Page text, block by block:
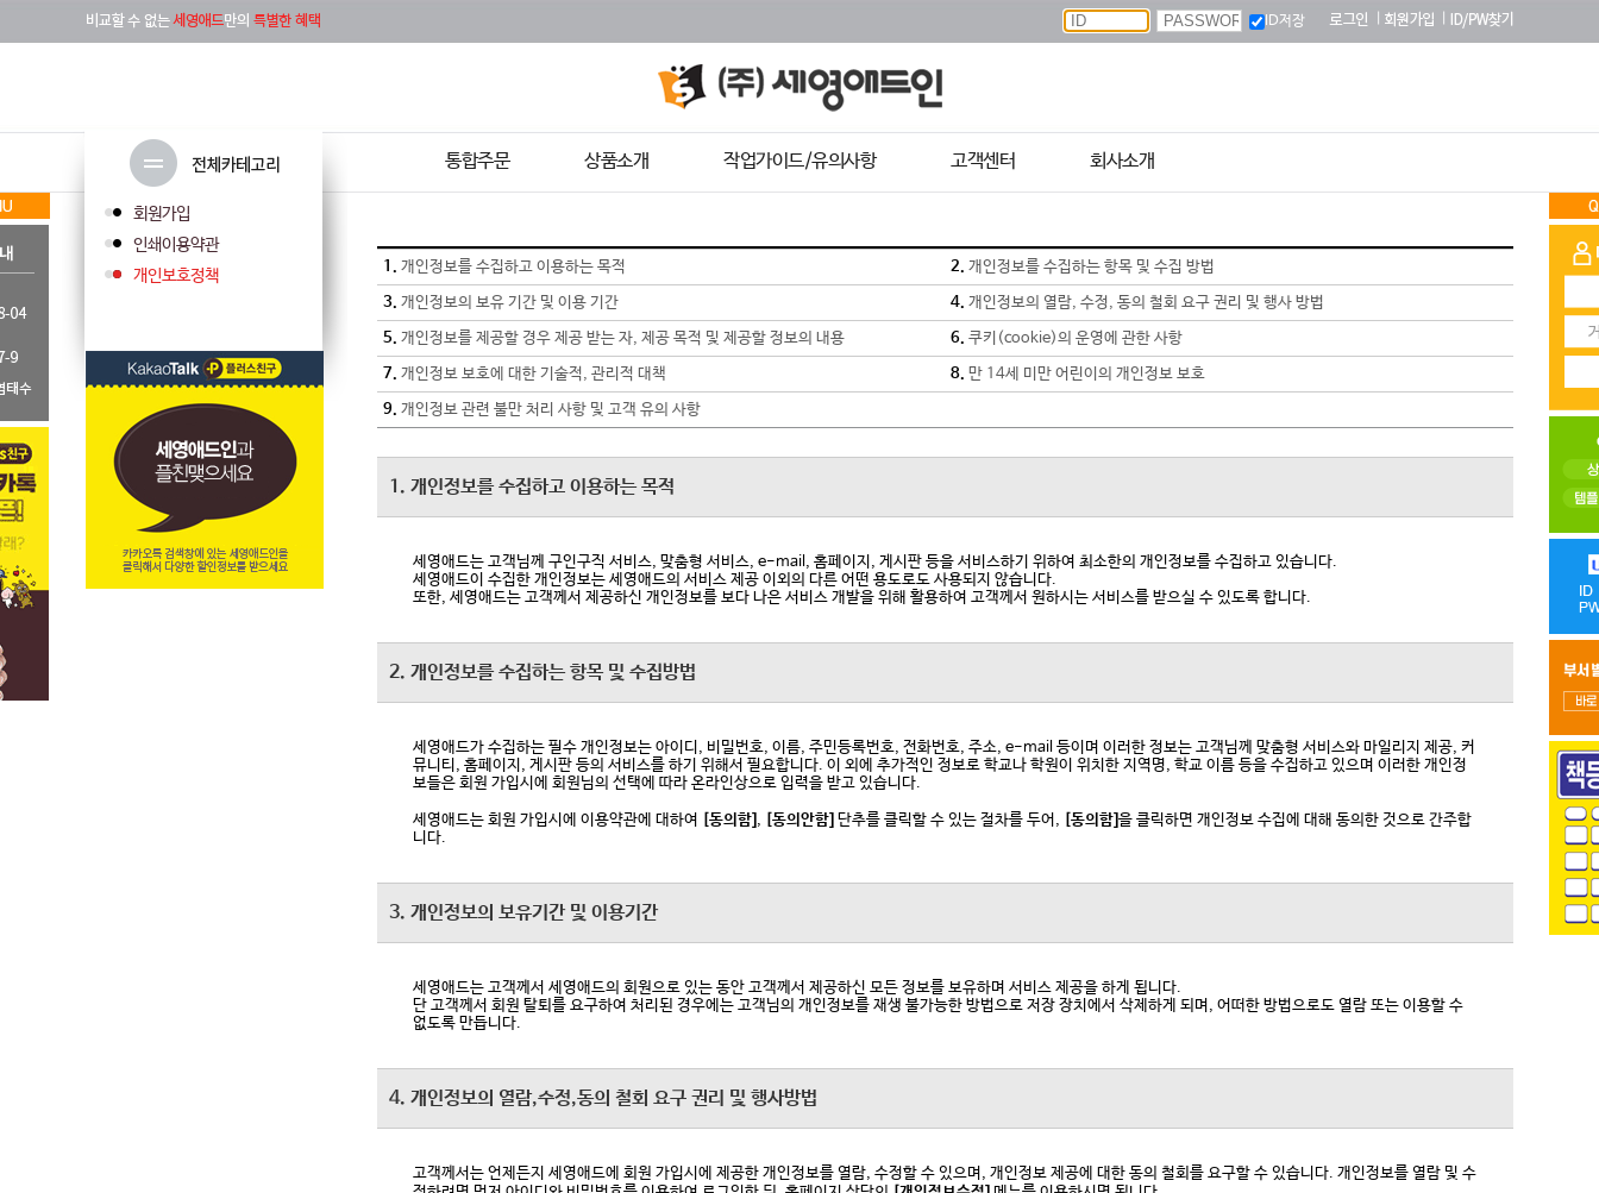
ID저장
통합주문 상품소개 작업가이드/유의사항 고객센터 회사소개
회원가입
인쇄이용약관
개인보호정책
1. 개인정보를 수집하고 이용하는 목적 2. 개인정보를 수집하는 항목 및 수집 방법
3. 개인정보의 보유 기간 및 이용 기간 4. 개인정보의 열람, 수정, 동의 철회 요구 권리 및 행사 방법
5. 개인정보를 제공할 경우 제공 받는 자, 제공 목적 및 제공할 정보의 내용 6. 쿠키(cookie)의 운영에 관한 사항
7. 개인정보 보호에 대한 기술적, 관리적 대책 8. 만 14세 미만 어린이의 개인정보 보호
9. 개인정보 관련 불만 처리 사항 및 고객 유의 사항
1. 개인정보를 수집하고 이용하는 목적
세영애드는 고객님께 구인구직 서비스, 맞춤형 서비스, e-mail, 홈페이지, 게시판 등을 서비스하기 위하여 최소한의 개인정보를 수집하고 있습니다.
세영애드이 수집한 개인정보는 세영애드의 서비스 제공 이외의 다른 어떤 용도로도 사용되지 않습니다.
또한, 세영애드는 고객께서 제공하신 개인정보를 보다 나은 서비스 개발을 위해 활용하여 고객께서 원하시는 서비스를 받으실 수 있도록 합니다.
2. 개인정보를 수집하는 항목 및 수집방법
세영애드가 수집하는 필수 개인정보는 아이디, 비밀번호, 이름, 주민등록번호, 전화번호, 주소, e-mail 등이며 이러한 정보는 고객님께 맞춤형 서비스와 마일리지 제공, 커
뮤니티, 홈페이지, 게시판 등의 서비스를 하기 위해서 필요합니다. 이 외에 추가적인 정보로 학교나 학원이 위치한 지역명, 학교 이름 등을 수집하고 있으며 이러한 개인정
보들은 회원 가입시에 회원님의 선택에 따라 온라인상으로 입력을 받고 있습니다.
세영애드는 회원 가입시에 이용약관에 대하여 [동의함] , [동의안함] 단추를 클릭할 수 있는 절차를 두어, [동의함]을 클릭하면 개인정보 수집에 대해 동의한 것으로 간주합
니다.
3. 개인정보의 보유기간 및 이용기간
세영애드는 고객께서 세영애드의 회원으로 있는 동안 고객께서 제공하신 모든 정보를 보유하며 서비스 제공을 하게 됩니다.
단 고객께서 회원 탈퇴를 요구하여 처리된 경우에는 고객님의 개인정보를 재생 불가능한 방법으로 저장 장치에서 삭제하게 되며, 어떠한 방법으로도 열람 또는 이용할 수
없도록 만듭니다.
4. 개인정보의 열람,수정,동의 철회 요구 권리 및 행사방법
고객께서는 언제든지 세영애드에 회원 가입시에 제공한 개인정보를 열람, 수정할 수 있으며, 개인정보 제공에 대한 동의 철회를 요구할 수 있습니다. 개인정보를 열람 및 수